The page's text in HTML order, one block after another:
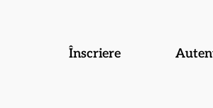
Înscriere